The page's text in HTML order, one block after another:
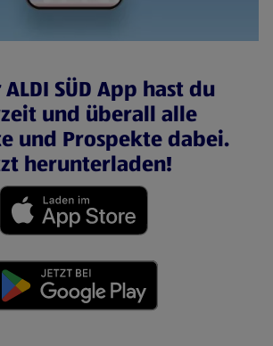
SÜD App hast du
und überall alle
und Prospekte dabei.
herunterladen!